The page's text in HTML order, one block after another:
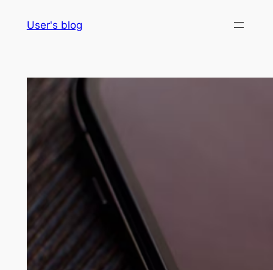
User's blog